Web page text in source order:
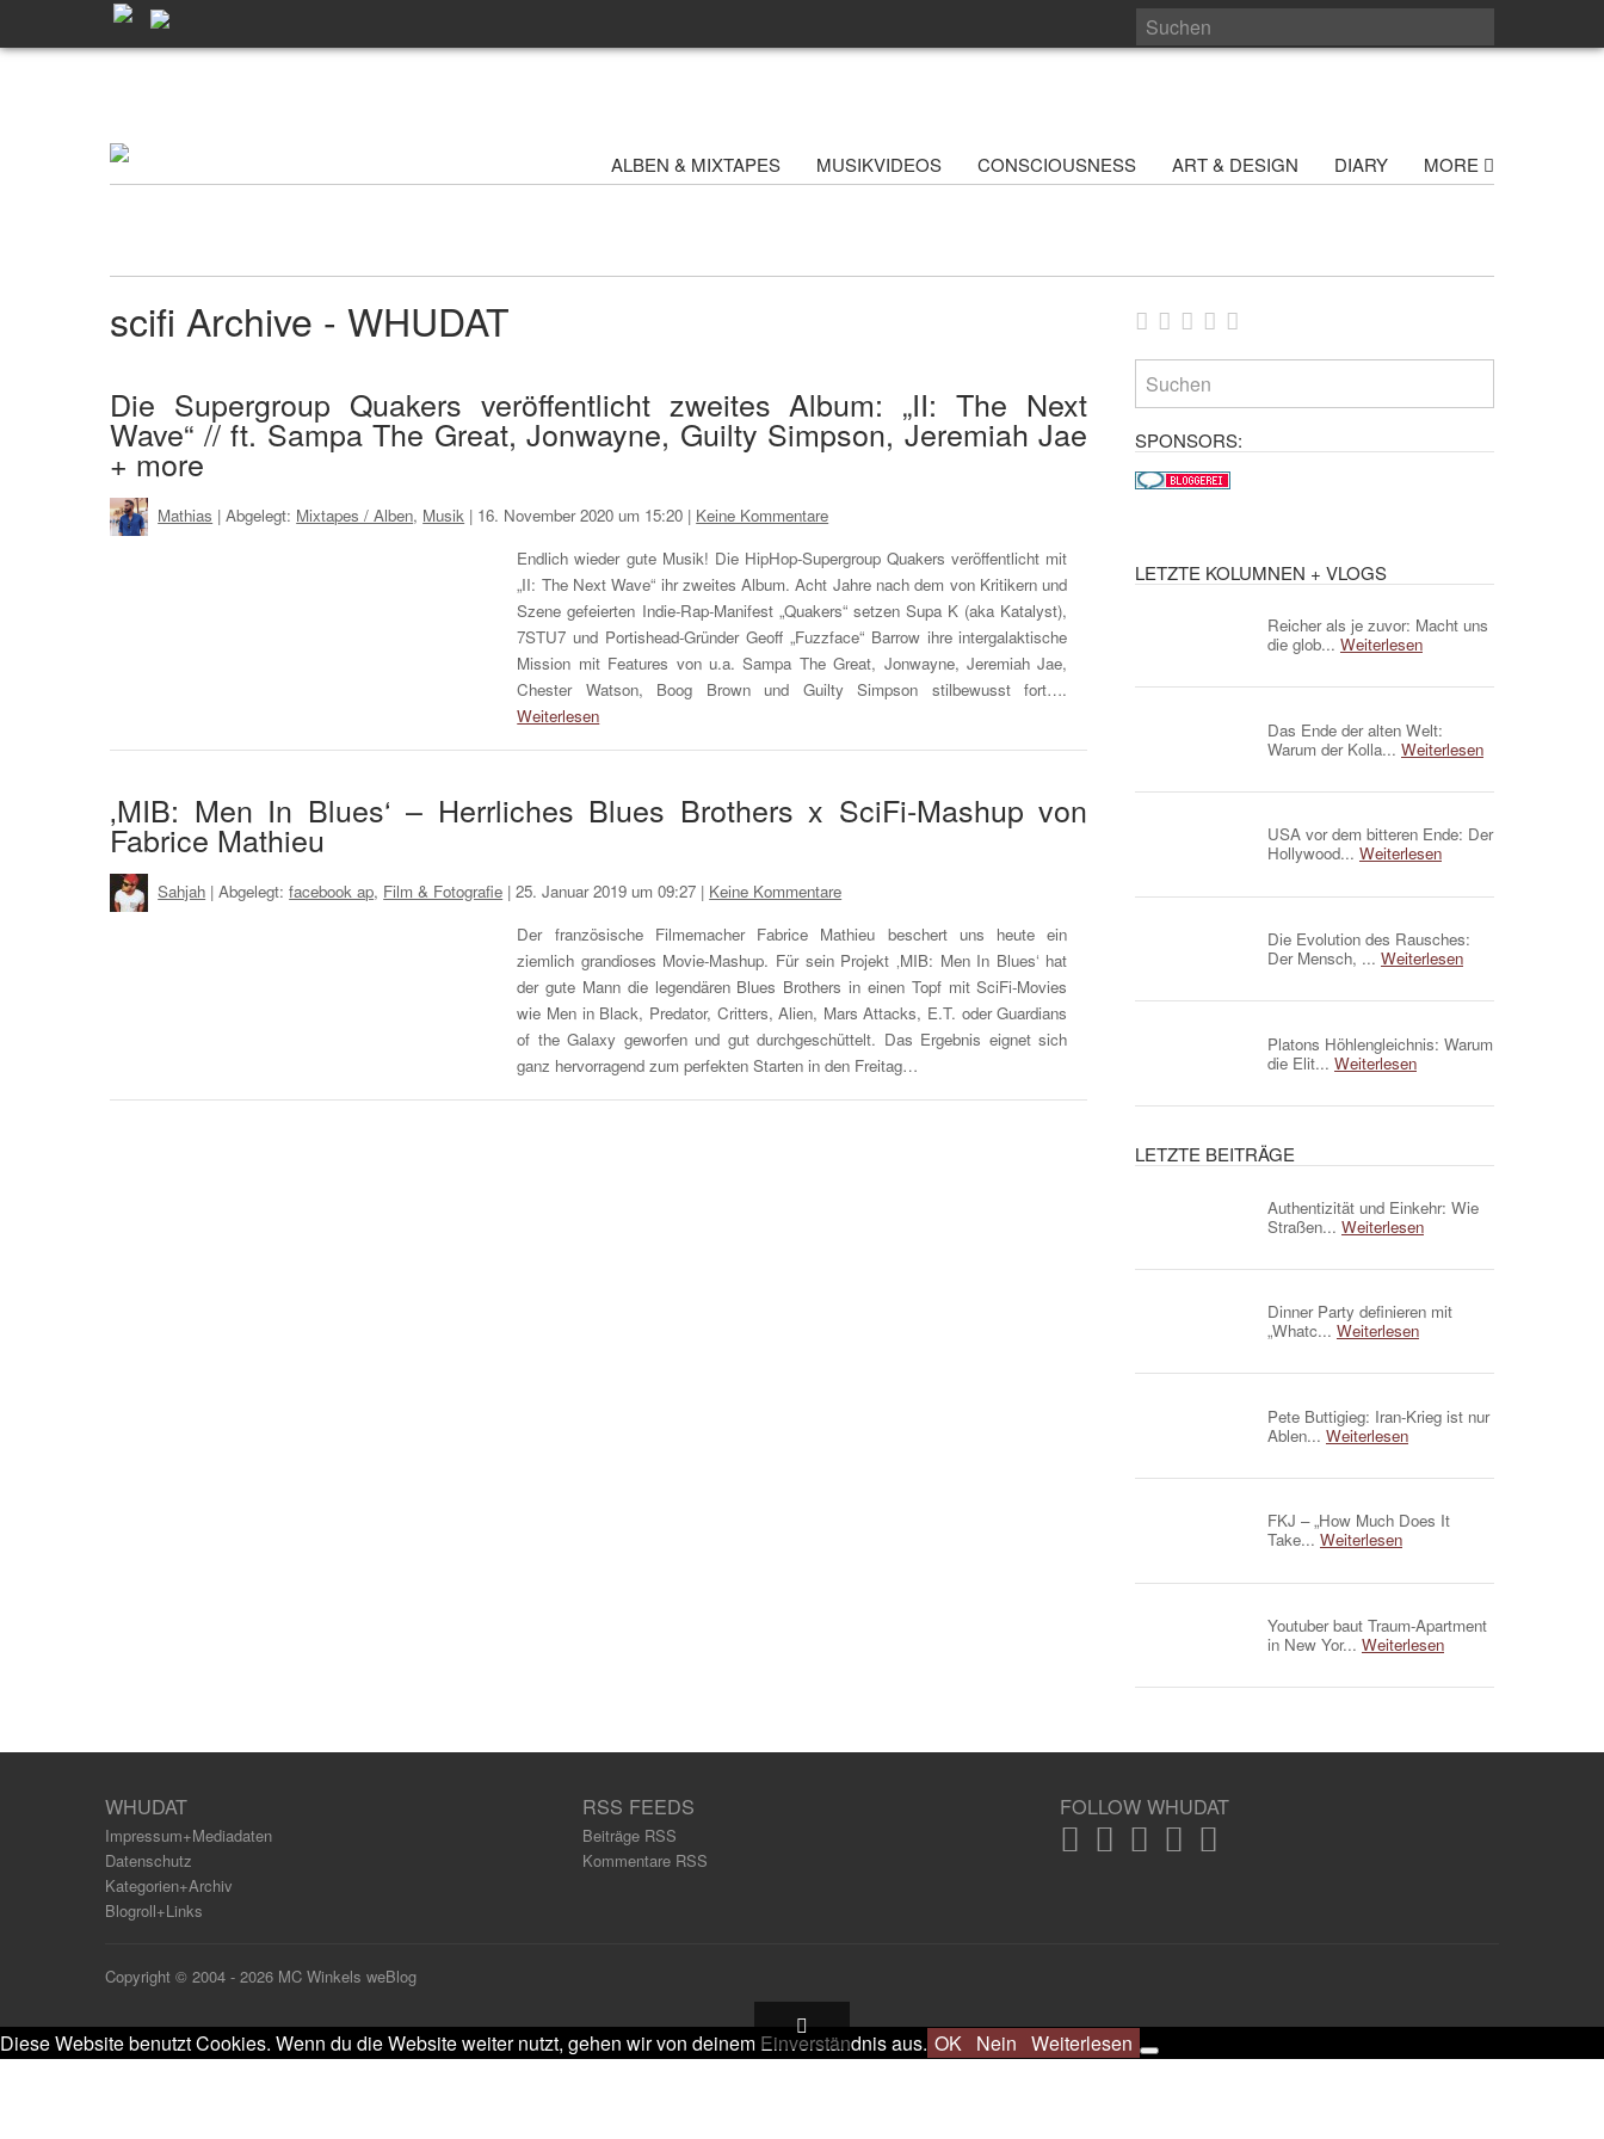
ALBEN & MIXTAPES MUSIKVIDEOS CONSCIOUSNESS ART & DESIGN DIARY MORE
scifi Archive - WHUDAT
Die Supergroup Quakers veröffentlicht zweites Album: „II: The Next
Wave“ // ft. Sampa The Great, Jonwayne, Guilty Simpson, Jeremiah Jae
+ more
Mathias | Abgelegt: Mixtapes / Alben, Musik | 16. November 2020 um 15:20 | Keine Kommentare
Endlich wieder gute Musik! Die HipHop-Supergroup Quakers veröffentlicht mit
„II: The Next Wave“ ihr zweites Album. Acht Jahre nach dem von Kritikern und
Szene gefeierten Indie-Rap-Manifest „Quakers“ setzen Supa K (aka Katalyst),
7STU7 und Portishead-Gründer Geoff „Fuzzface“ Barrow ihre intergalaktische
Mission mit Features von u.a. Sampa The Great, Jonwayne, Jeremiah Jae,
Chester Watson, Boog Brown und Guilty Simpson stilbewusst fort….
Weiterlesen
‚MIB: Men In Blues‘ – Herrliches Blues Brothers x SciFi-Mashup von
Fabrice Mathieu
Sahjah | Abgelegt:facebook ap, Film & Fotografie |25. Januar 2019 um 09:27 | Keine Kommentare
Der französische Filmemacher Fabrice Mathieu beschert uns heute ein
ziemlich grandioses Movie-Mashup. Für sein Projekt ‚MIB: Men In Blues‘ hat
der gute Mann die legendären Blues Brothers in einen Topf mit SciFi-Movies
wie Men in Black, Predator, Critters, Alien, Mars Attacks, E.T. oder Guardians
of the Galaxy geworfen und gut durchgeschüttelt. Das Ergebnis eignet sich
ganz hervorragend zum perfekten Starten in den Freitag…
SPONSORS:
LETZTE KOLUMNEN + VLOGS
Reicher als je zuvor: Macht uns
die glob... Weiterlesen
Das Ende der alten Welt:
Warum der Kolla... Weiterlesen
USA vor dem bitteren Ende: Der
Hollywood... Weiterlesen
Die Evolution des Rausches:
Der Mensch, ... Weiterlesen
Platons Höhlengleichnis: Warum
die Elit... Weiterlesen
LETZTE BEITRÄGE
Authentizität und Einkehr: Wie
Straßen... Weiterlesen
Dinner Party definieren mit
„Whatc... Weiterlesen
Pete Buttigieg: Iran-Krieg ist nur
Ablen... Weiterlesen
FKJ – „How Much Does It
Take... Weiterlesen
Youtuber baut Traum-Apartment
in New Yor... Weiterlesen
WHUDAT
Impressum+Mediadaten
Datenschutz
Kategorien+Archiv
Blogroll+Links
RSS FEEDS
Beiträge RSS
Kommentare RSS
FOLLOW WHUDAT
Copyright © 2004 - 2026 MC Winkels weBlog
Diese Website benutzt Cookies. Wenn du die Website weiter nutzt, gehen wir von deinem Einverständnis aus. OK Nein Weiterlesen